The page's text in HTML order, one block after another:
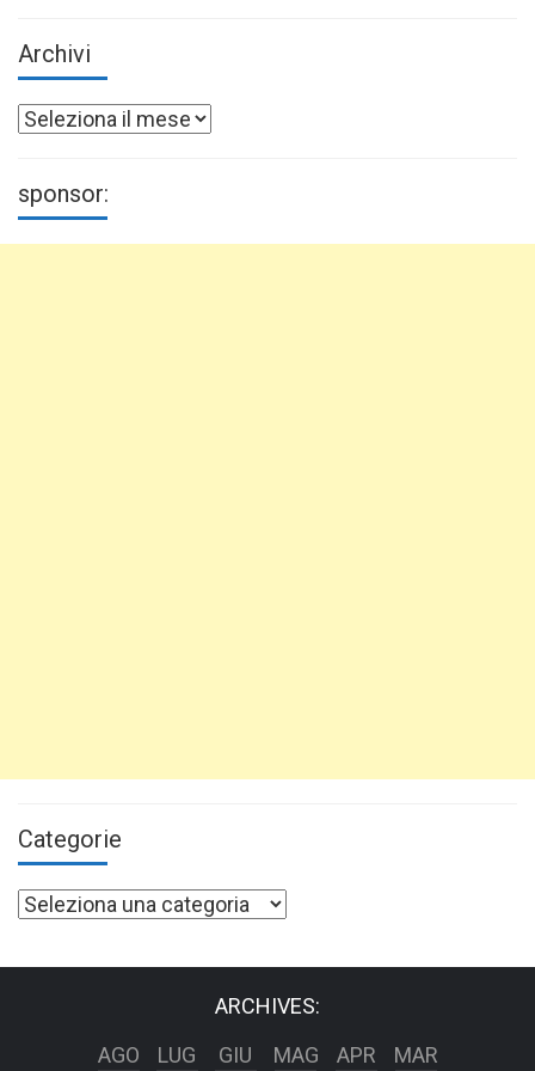
Archivi
Archivi
sponsor:
Categorie
Categorie
ARCHIVES:
AGO
LUG GIU MAG APR MAR